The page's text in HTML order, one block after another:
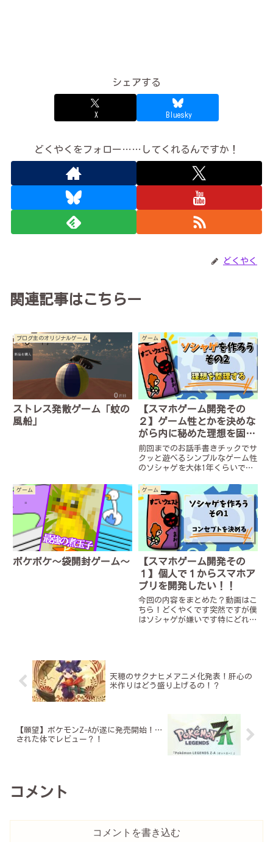
シェアする
X Bluesky
どくやくをフォロー……してくれるんですか！
どくやく
関連記事はこちらー
ブログ主のオリジナルゲーム
ストレス発散ゲーム「蚊の
風船」
ゲーム
【スマホゲーム開発その
２】ゲーム性とかを決めな
がら内に秘めた理想を固め
ろ！！
前回までのお話手書きチックでサ
クッと遊べるシンプルなゲーム性
のソシャゲを大体1年くらいで作
今回の内容をまとめそこねた動画
はこちらどくやくです。早速です
がソシャゲ開発シリーズ第二回目
でついに、ソシャゲ完成しまし
た...
ゲーム
ボケボケ～袋開封ゲーム～
ゲーム
【スマホゲーム開発その
１】個人で１からスマホア
プリを開発したい！！
今回の内容をまとめた？動画はこ
ちら！どくやくです突然ですが僕
はソシャゲが嫌いです特にどれだ
い...
天穂のサクナヒメアニメ化発表！肝心の
米作りはどう盛り上げるの！？
【願望】ポケモンZ-Aが遂に発売開始！…
された体でレビュー？！
コメント
コメントを書き込む